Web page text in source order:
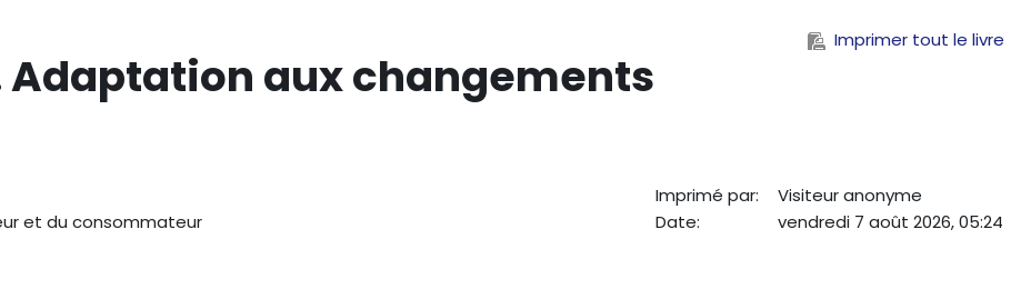
Imprimer tout le livre
Adaptation aux changements
et du consommateur
Imprimé par:
Visiteur anonyme
Date:
vendredi 7 août 2026, 05:24